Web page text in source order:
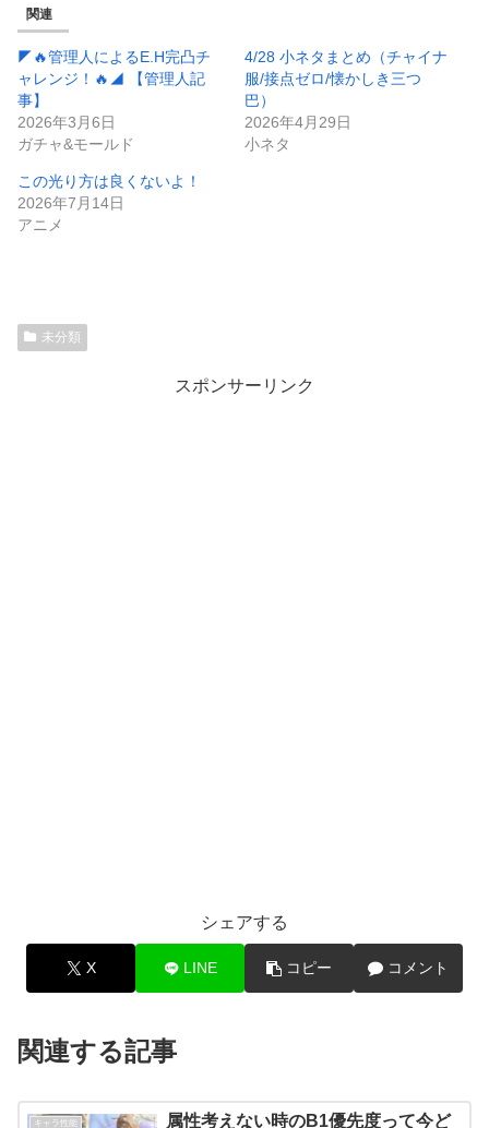
関連
◤🔥管理人によるE.H完凸チ
ャレンジ！🔥◢ 【管理人記
事】
2026年3月6日
ガチャ&モールド
4/28 小ネタまとめ（チャイナ
服/接点ゼロ/懐かしき三つ
巴）
2026年4月29日
小ネタ
この光り方は良くないよ！
2026年7月14日
アニメ
未分類
スポンサーリンク
シェアする
X LINE コピー コメント
関連する記事
キャラ性能 属性考えない時のB1優先度って今ど